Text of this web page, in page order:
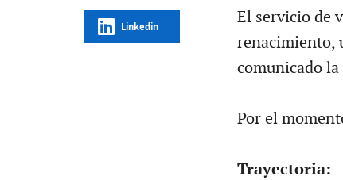
Linkedin
El servicio de
renacimiento,
comunicado
Por el
Trayectoria: